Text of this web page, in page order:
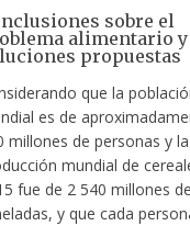
sobre el
alimentario y
propuestas
que la
es de
millones de personas y la
mundial de
fue de 2 540 millones de
y que cada